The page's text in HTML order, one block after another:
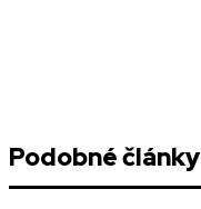
Podobné články